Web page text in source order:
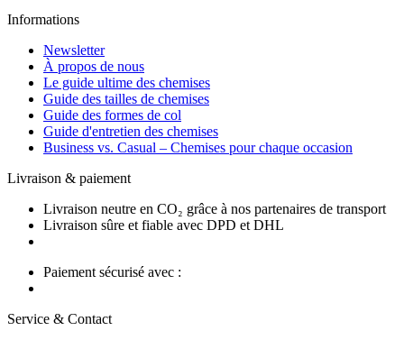
Informations
Newsletter
À propos de nous
Le guide ultime des chemises
Guide des tailles de chemises
Guide des formes de col
Guide d'entretien des chemises
Business vs. Casual – Chemises pour chaque occasion
Livraison & paiement
Livraison neutre en CO₂ grâce à nos partenaires de transport
Livraison sûre et fiable avec DPD et DHL
Paiement sécurisé avec :
Service & Contact